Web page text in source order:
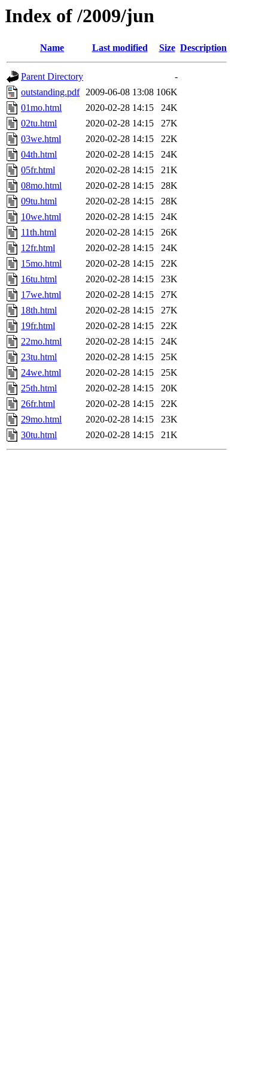
Index of /2009/jun
Name Last modified Size Description
Parent Directory
-
outstanding.pdf 2009-06-08 13:08 106K
01mo.html
2020-02-28 14:15
24K
02tu.html
2020-02-28 14:15
27K
03we.html
2020-02-28 14:15
22K
04th.html
2020-02-28 14:15
24K
05fr.html
2020-02-28 14:15
21K
08mo.html
2020-02-28 14:15
28K
09tu.html
2020-02-28 14:15
28K
10we.html
2020-02-28 14:15
24K
11th.html
2020-02-28 14:15
26K
12fr.html
2020-02-28 14:15
24K
15mo.html
2020-02-28 14:15
22K
16tu.html
2020-02-28 14:15
23K
17we.html
2020-02-28 14:15
27K
18th.html
2020-02-28 14:15
27K
19fr.html
2020-02-28 14:15
22K
22mo.html
2020-02-28 14:15
24K
23tu.html
2020-02-28 14:15
25K
24we.html
2020-02-28 14:15
25K
25th.html
2020-02-28 14:15
20K
26fr.html
2020-02-28 14:15
22K
29mo.html
2020-02-28 14:15
23K
30tu.html
2020-02-28 14:15 21K